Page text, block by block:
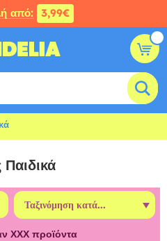
από: 3,99€
ΧΧΧ προϊόντα